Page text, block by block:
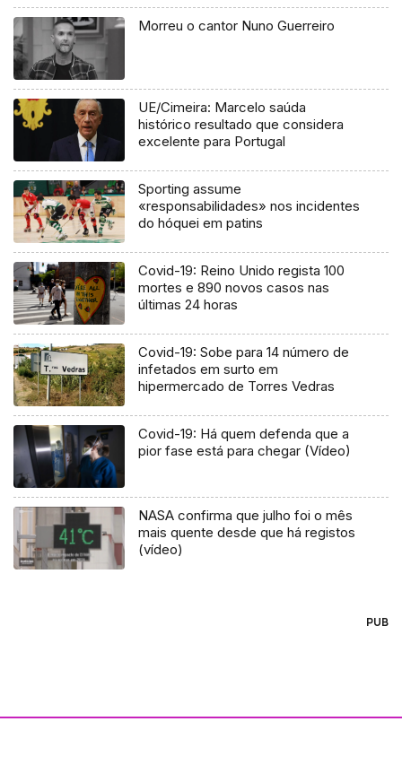
Morreu o cantor Nuno Guerreiro
UE/Cimeira: Marcelo saúda
histórico resultado que considera
excelente para Portugal
Sporting assume
«responsabilidades» nos incidentes
do hóquei em patins
Covid-19: Reino Unido regista 100
mortes e 890 novos casos nas
últimas 24 horas
Covid-19: Sobe para 14 número de
infetados em surto em
hipermercado de Torres Vedras
Covid-19: Há quem defenda que a
pior fase está para chegar (Vídeo)
NASA confirma que julho foi o mês
mais quente desde que há registos
(vídeo)
PUB